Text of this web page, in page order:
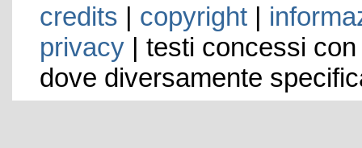
credits | copyright|
privacy| testi concessi
dove diversamente